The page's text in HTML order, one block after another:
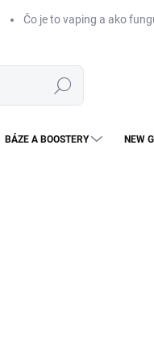
Čo je to vaping a ako
Hľadať
BÁZE A BOOSTERY NEW